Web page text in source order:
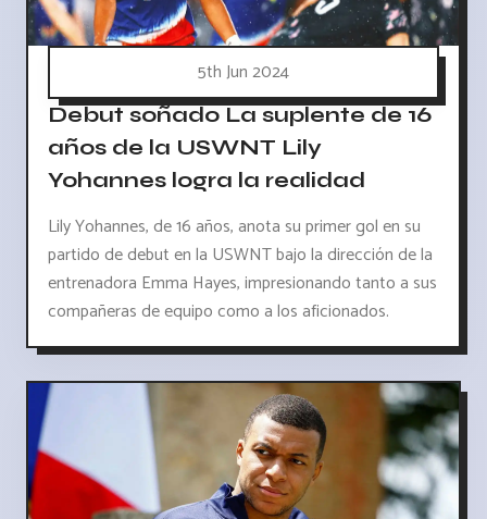
5th Jun 2024
Debut soñado La suplente de 16
años de la USWNT Lily
Yohannes logra la realidad
Lily Yohannes, de 16 años, anota su primer gol en su
partido de debut en la USWNT bajo la dirección de la
entrenadora Emma Hayes, impresionando tanto a sus
compañeras de equipo como a los aficionados.